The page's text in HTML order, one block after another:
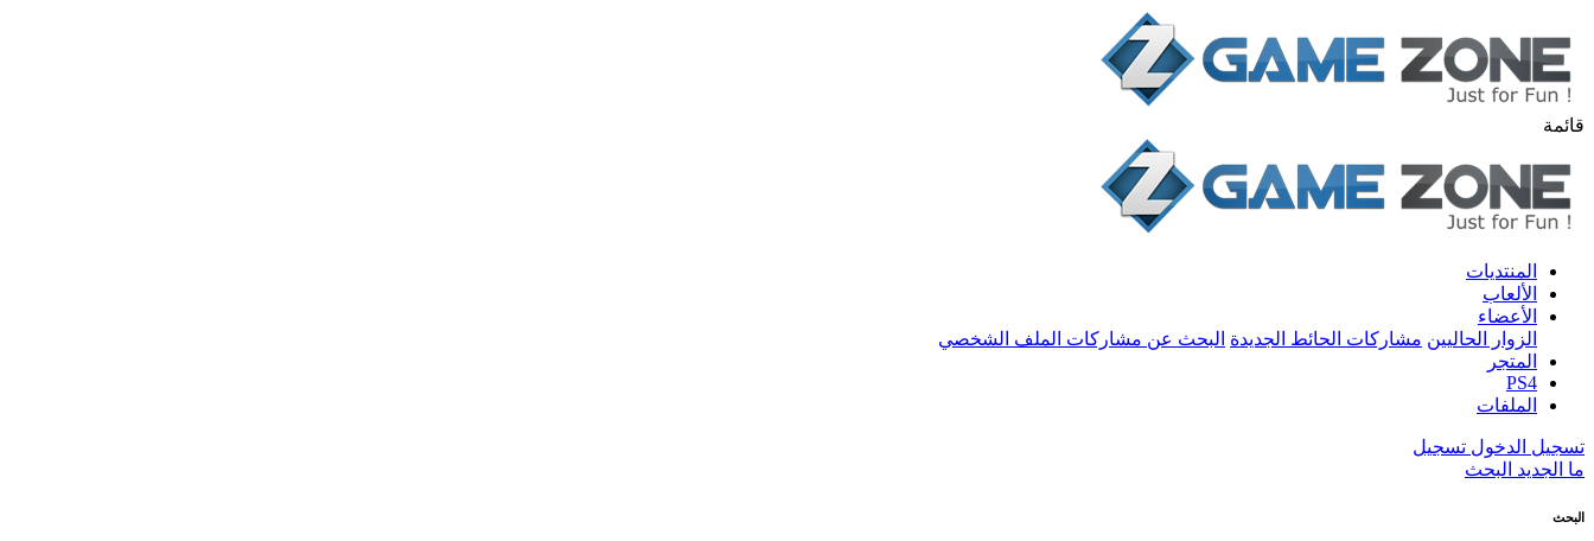
قائمة
المنتديات
الألعاب
الأعضاء
الزوار الحاليين مشاركات الحائط الجديدة البحث عن مشاركات الملف الشخصي
المتجر
PS4
الملفات
تسجيل الدخول تسجيل
ما الجديد البحث
البحث